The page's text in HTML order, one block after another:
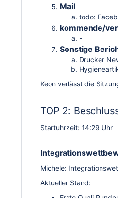
Mail
todo:
kommende/
-
Sonstige
Drucker
Keon verlässt die
TOP 2:
Startuhrzeit: 14:29 Uhr
Michele:
Aktueller Stand: